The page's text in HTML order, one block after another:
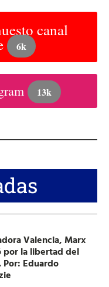
canal
6k
13k
Valencia, Marx
por la libertad del
Eduardo